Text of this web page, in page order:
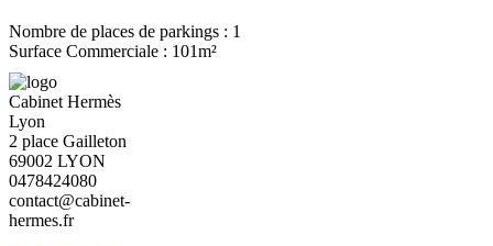
Nombre de places de parkings : 1
Surface Commerciale : 101m²
Cabinet Hermès
Lyon
2 place Gailleton
69002 LYON
0478424080
contact@cabinet-
hermes.fr